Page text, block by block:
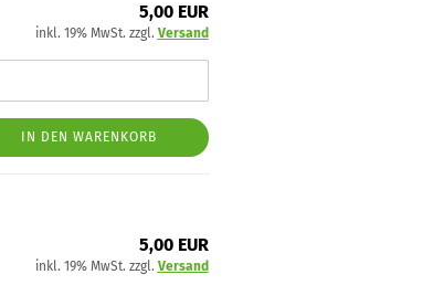
5,00 EUR
inkl. 19% MwSt. zzgl. Versand
IN DEN WARENKORB
5,00 EUR
inkl. 19% MwSt. zzgl. Versand